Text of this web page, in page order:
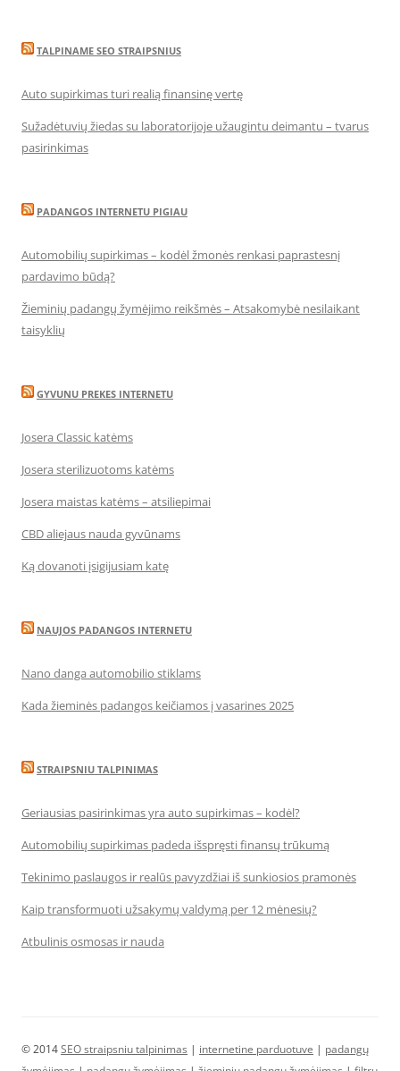
TALPINAME SEO STRAIPSNIUS
Auto supirkimas turi realią finansinę vertę
Sužadėtuvių žiedas su laboratorijoje užaugintu deimantu – tvarus
pasirinkimas
PADANGOS INTERNETU PIGIAU
Automobilių supirkimas – kodėl žmonės renkasi paprastesnį
pardavimo būdą?
Žieminių padangų žymėjimo reikšmės – Atsakomybė nesilaikant
taisyklių
GYVUNU PREKES INTERNETU
Josera Classic katėms
Josera sterilizuotoms katėms
Josera maistas katėms – atsiliepimai
CBD aliejaus nauda gyvūnams
Ką dovanoti įsigijusiam katę
NAUJOS PADANGOS INTERNETU
Nano danga automobilio stiklams
Kada žieminės padangos keičiamos į vasarines 2025
STRAIPSNIU TALPINIMAS
Geriausias pasirinkimas yra auto supirkimas – kodėl?
Automobilių supirkimas padeda išspręsti finansų trūkumą
Tekinimo paslaugos ir realūs pavyzdžiai iš sunkiosios pramonės
Kaip transformuoti užsakymų valdymą per 12 mėnesių?
Atbulinis osmosas ir nauda
© 2014SEO straipsniu talpinimas | internetine parduotuve | padangų